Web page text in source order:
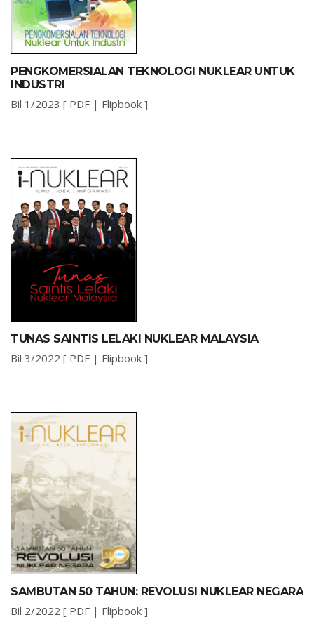
PENGKOMERSIALAN TEKNOLOGI NUKLEAR UNTUK
INDUSTRI
Bil 1/2023 [ PDF | Flipbook ]
TUNAS SAINTIS LELAKI NUKLEAR MALAYSIA
Bil 3/2022 [ PDF | Flipbook ]
SAMBUTAN 50 TAHUN: REVOLUSI NUKLEAR NEGARA
Bil 2/2022 [ PDF | Flipbook ]